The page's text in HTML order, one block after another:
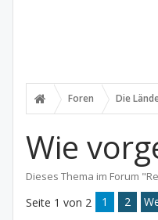
Foren Die
Wie
Dieses Thema im Forum "
Seite 1 von 2 1 2